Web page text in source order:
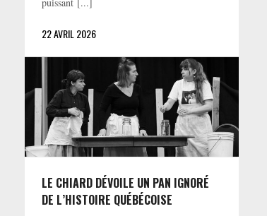
22 AVRIL 2026
LE CHIARD DÉVOILE UN PAN IGNORÉ
DE L’HISTOIRE QUÉBÉCOISE